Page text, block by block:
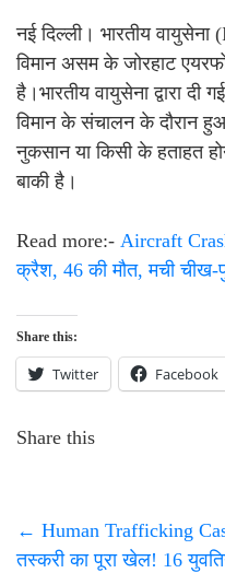
नई दिल्ली। भारतीय
विमान असम के जोरहाट
है।भारतीय वायुसेना द्वारा
विमान के संचालन के दौरान
नुकसान या किसी के हताहत
बाकी है।
Read more:- Aircraft
क्रैश, 46 की मौत, मची चीख-
Share this:
Twitter Facebook
Share this
← Human Trafficking
तस्करी का पूरा खेल! 16